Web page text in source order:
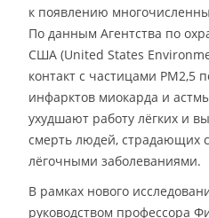
к появлению
По данным Агентства по
США (United States
контакт с частицами PM2,5
инфарктов миокарда и
ухудшают работу лёгких и
смерть людей, страдающих
лёгочными заболеваниями.
В рамках нового
руководством профессора